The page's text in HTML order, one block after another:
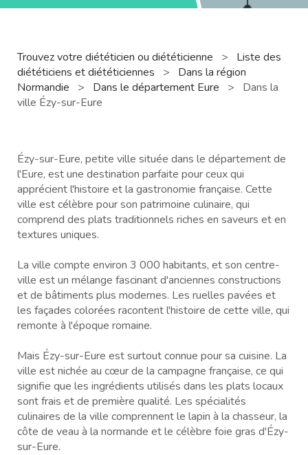
Trouvez votre diététicien ou diététicienne >
Liste des
diététiciens et diététiciennes
>
Dans la région
Normandie
> Dans le département Eure >
Dans la
ville Ézy-sur-Eure
Ézy-sur-Eure, petite ville située dans le département de
l'Eure, est une destination parfaite pour ceux qui
apprécient l'histoire et la gastronomie française. Cette
ville est célèbre pour son patrimoine culinaire, qui
comprend des plats traditionnels riches en saveurs et en
textures uniques.
La ville compte environ 3 000 habitants, et son centre-
ville est un mélange fascinant d'anciennes constructions
et de bâtiments plus modernes. Les ruelles pavées et
les façades colorées racontent l'histoire de cette ville, qui
remonte à l'époque romaine.
Mais Ézy-sur-Eure est surtout connue pour sa cuisine. La
ville est nichée au cœur de la campagne française, ce qui
signifie que les ingrédients utilisés dans les plats locaux
sont frais et de première qualité. Les spécialités
culinaires de la ville comprennent le lapin à la chasseur, la
côte de veau à la normande et le célèbre foie gras d'Ézy-
sur-Eure.